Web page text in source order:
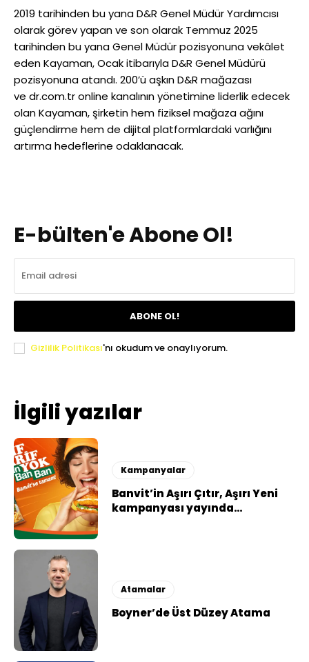
2019 tarihinden bu yana D&R Genel Müdür Yardımcısı
olarak görev yapan ve son olarak Temmuz 2025
tarihinden bu yana Genel Müdür pozisyonuna vekâlet
eden Kayaman, Ocak itibarıyla D&R Genel Müdürü
pozisyonuna atandı. 200’ü aşkın D&R mağazası
ve dr.com.tronline kanalının yönetimine liderlik edecek
olan Kayaman, şirketin hem fiziksel mağaza ağını
güçlendirme hem de dijital platformlardaki varlığını
artırma hedeflerine odaklanacak.
E-bülten'e Abone Ol!
ABONE OL!
Gizlilik Politikası'nı okudum ve onaylıyorum.
İlgili yazılar
Kampanyalar
Banvit’in Aşırı Çıtır, Aşırı Yeni
kampanyası yayında…
Atamalar
Boyner’de Üst Düzey Atama